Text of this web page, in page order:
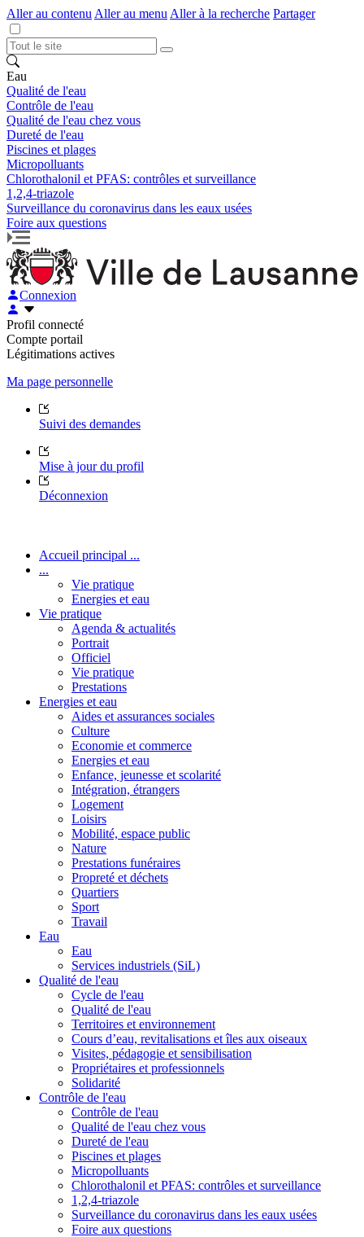
Aller au contenu Aller au menu Aller à la recherche Partager
Eau
Qualité de l'eau
Contrôle de l'eau
Qualité de l'eau chez vous
Dureté de l'eau
Piscines et plages
Micropolluants
Chlorothalonil et PFAS: contrôles et surveillance
1,2,4-triazole
Surveillance du coronavirus dans les eaux usées
Foire aux questions
Connexion
Profil connecté
Compte portail
Légitimations actives
Ma page personnelle
Suivi des demandes
Mise à jour du profil
Déconnexion
Accueil principal ...
...
Vie pratique
Energies et eau
Vie pratique
Agenda & actualités
Portrait
Officiel
Vie pratique
Prestations
Energies et eau
Aides et assurances sociales
Culture
Economie et commerce
Energies et eau
Enfance, jeunesse et scolarité
Intégration, étrangers
Logement
Loisirs
Mobilité, espace public
Nature
Prestations funéraires
Propreté et déchets
Quartiers
Sport
Travail
Eau
Eau
Services industriels (SiL)
Qualité de l'eau
Cycle de l'eau
Qualité de l'eau
Territoires et environnement
Cours d’eau, revitalisations et îles aux oiseaux
Visites, pédagogie et sensibilisation
Propriétaires et professionnels
Solidarité
Contrôle de l'eau
Contrôle de l'eau
Qualité de l'eau chez vous
Dureté de l'eau
Piscines et plages
Micropolluants
Chlorothalonil et PFAS: contrôles et surveillance
1,2,4-triazole
Surveillance du coronavirus dans les eaux usées
Foire aux questions